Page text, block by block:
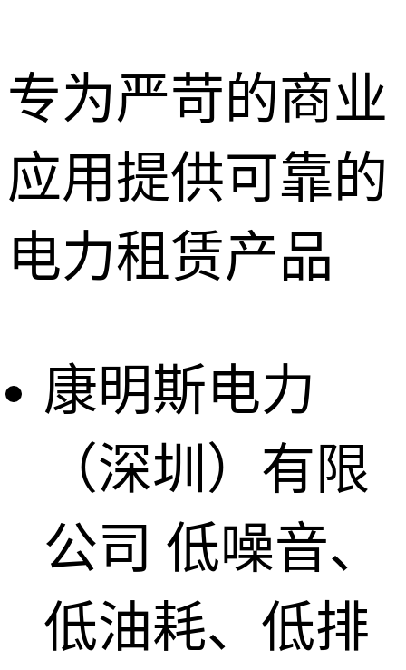
专为严苛的商业
应用提供可靠的
电力租赁产品
康明斯电力
（深圳）有限
公司 低噪音、
低油耗、低排
深圳租赁服
惠州租赁服
务
东莞租赁服